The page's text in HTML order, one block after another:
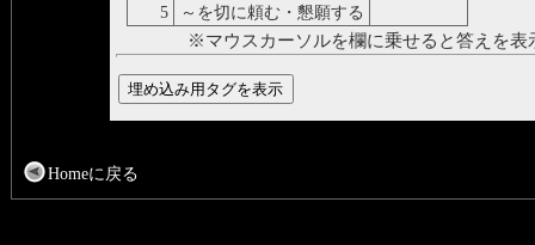
5
～を切に頼む・懇願する
※マウスカーソルを欄に乗せると答えを表
Homeに戻る